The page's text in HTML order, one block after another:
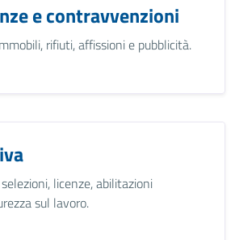
e contravvenzioni
rifiuti, affissioni e pubblicità.
licenze, abilitazioni
sul lavoro.